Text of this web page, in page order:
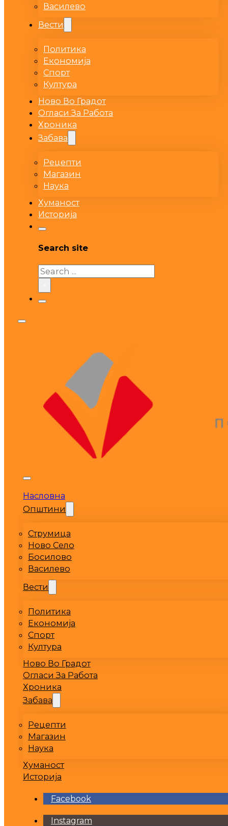
Василево
Вести
Политика
Економија
Спорт
Култура
Ново Во Градот
Огласи За Работа
Хроника
Забава
Рецепти
Магазин
Наука
Хуманост
Историја
Search site
Search
Насловна
Општини
Струмица
Ново Село
Босилово
Василево
Вести
Политика
Економија
Спорт
Култура
Ново Во Градот
Огласи За Работа
Хроника
Забава
Рецепти
Магазин
Наука
Хуманост
Историја
Facebook
Instagram